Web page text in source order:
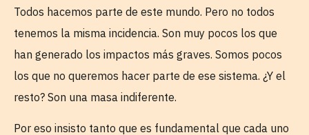
Todos hacemos parte de este mundo. Pero no todos
tenemos la misma incidencia. Son muy pocos los que
han generado los impactos más graves. Somos pocos
los que no queremos hacer parte de ese sistema. ¿Y el
resto? Son una masa indiferente.
Por eso insisto tanto que es fundamental que cada uno